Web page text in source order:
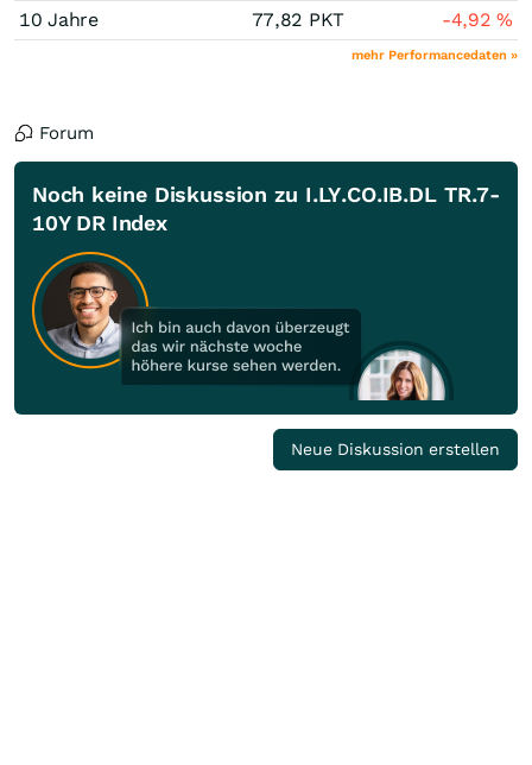
10 Jahre
77,82 PKT -4,92%
mehr Performancedaten »
Forum
Noch keine Diskussion zu I.LY.CO.IB.DL TR.7-
10Y DR Index
Neue Diskussion erstellen